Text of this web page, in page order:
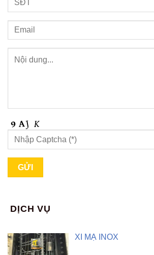
DỊCH VỤ
XI MẠ INOX